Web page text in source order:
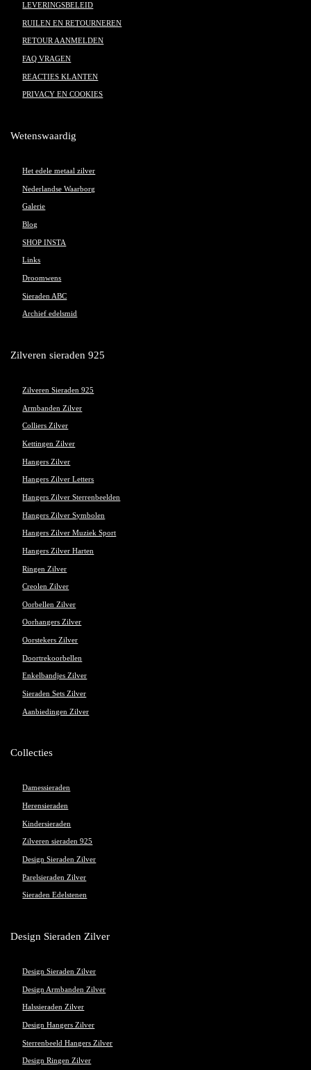
LEVERINGSBELEID
RUILEN EN RETOURNEREN
RETOUR AANMELDEN
FAQ VRAGEN
REACTIES KLANTEN
PRIVACY EN COOKIES
Wetenswaardig
Het edele metaal zilver
Nederlandse Waarborg
Galerie
Blog
SHOP INSTA
Links
Droomwens
Sieraden ABC
Archief edelsmid
Zilveren sieraden 925
Zilveren Sieraden 925
Armbanden Zilver
Colliers Zilver
Kettingen Zilver
Hangers Zilver
Hangers Zilver Letters
Hangers Zilver Sterrenbeelden
Hangers Zilver Symbolen
Hangers Zilver Muziek Sport
Hangers Zilver Harten
Ringen Zilver
Creolen Zilver
Oorbellen Zilver
Oorhangers Zilver
Oorstekers Zilver
Doortrekoorbellen
Enkelbandjes Zilver
Sieraden Sets Zilver
Aanbiedingen Zilver
Collecties
Damessieraden
Herensieraden
Kindersieraden
Zilveren sieraden 925
Design Sieraden Zilver
Parelsieraden Zilver
Sieraden Edelstenen
Design Sieraden Zilver
Design Sieraden Zilver
Design Armbanden Zilver
Halssieraden Zilver
Design Hangers Zilver
Sterrenbeeld Hangers Zilver
Design Ringen Zilver